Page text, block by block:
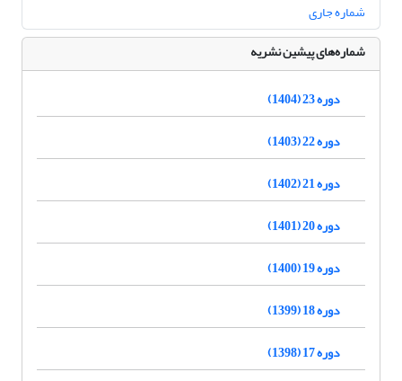
شماره جاری
شماره‌های پیشین نشریه
دوره 23 (1404)
دوره 22 (1403)
دوره 21 (1402)
دوره 20 (1401)
دوره 19 (1400)
دوره 18 (1399)
دوره 17 (1398)